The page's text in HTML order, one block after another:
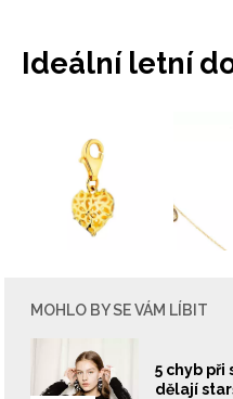
Ideální letní
MOHLO BY SE VÁM LÍBIT
5 chyb
dělají